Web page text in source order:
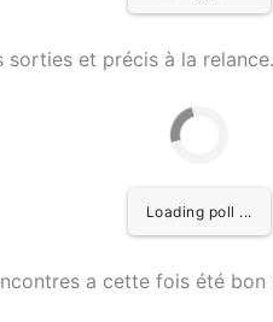
sorties et précis à la relance.
Loading poll ...
a cette fois été